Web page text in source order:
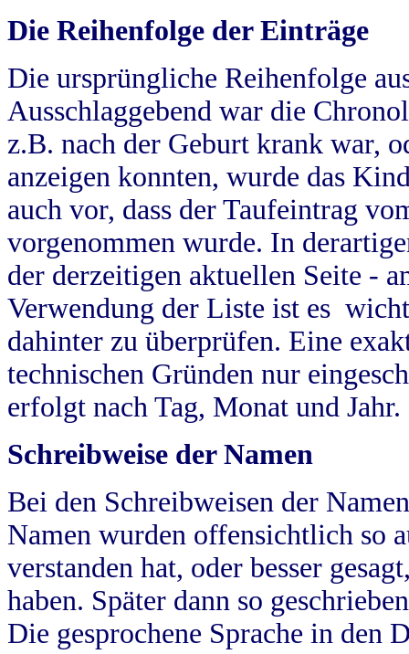
Die Reihenfolge der Einträge
Die ursprüngliche Reihenfolge
Ausschlaggebend war die
z.B. nach der Geburt krank war,
anzeigen konnten, wurde das
auch vor, dass der Taufeintrag
vorgenommen wurde. In
der derzeitigen aktuellen Seite -
Verwendung der Liste ist es
dahinter zu überprüfen. Eine
technischen Gründen nur
erfolgt nach Tag, Monat und Jahr.
Schreibweise der Namen
Bei den Schreibweisen der
Namen wurden offensichtlich so
verstanden hat, oder besser
haben. Später dann so
Die gesprochene Sprache in